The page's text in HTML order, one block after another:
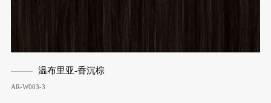
温布里亚-香沉棕
AR-W003-3